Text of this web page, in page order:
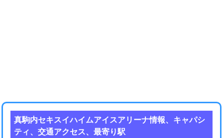
真駒内セキスイハイムアイスアリーナ情報、キャパシ
ティ、交通アクセス、最寄り駅